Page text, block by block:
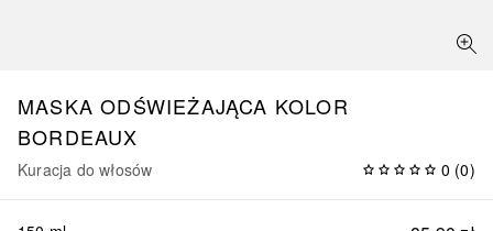
MASKA ODŚWIEŻAJĄCA KOLOR
BORDEAUX
Kuracja do włosów 0 (0)